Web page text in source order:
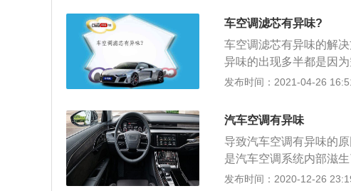
味等功效。空调滤芯一
长时间不换空调滤芯，
空调滤芯主要是过滤空
起到了第一层的防护作用
车空调滤芯有异味?
车空调滤芯有异味的解
异味的出现多半都是因
的；2、我们在日常使用
异味自然也就得到解决了
发布时间：2021-04-26
汽车空调有异味
导致汽车空调有异味的
是汽车空调系统内部滋
决方法也很简单，那就
发布时间：2020-12-26